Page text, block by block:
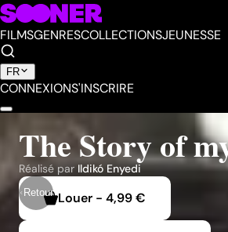
FILMSGENRESCOLLECTIONSJEUNESSE
FR
CONNEXIONS'INSCRIRE
Retour
The Story of
Réalisé par Ildikó Enyedi
Louer - 4,99 €